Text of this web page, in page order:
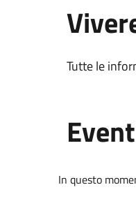
Tutte le
In questo